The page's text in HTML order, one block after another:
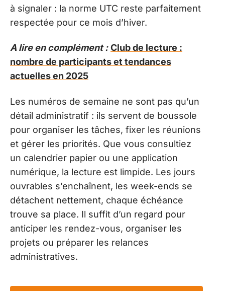
à signaler : la norme UTC reste parfaitement
respectée pour ce mois d’hiver.
A lire en complément : Club de lecture :
nombre de participants et tendances
actuelles en 2025
Les numéros de semaine ne sont pas qu’un
détail administratif : ils servent de boussole
pour organiser les tâches, fixer les réunions
et gérer les priorités. Que vous consultiez
un calendrier papier ou une application
numérique, la lecture est limpide. Les jours
ouvrables s’enchaînent, les week-ends se
détachent nettement, chaque échéance
trouve sa place. Il suffit d’un regard pour
anticiper les rendez-vous, organiser les
projets ou préparer les relances
administratives.